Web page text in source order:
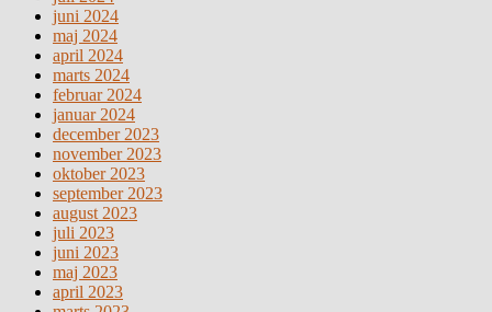
juni 2024
maj 2024
april 2024
marts 2024
februar 2024
januar 2024
december 2023
november 2023
oktober 2023
september 2023
august 2023
juli 2023
juni 2023
maj 2023
april 2023